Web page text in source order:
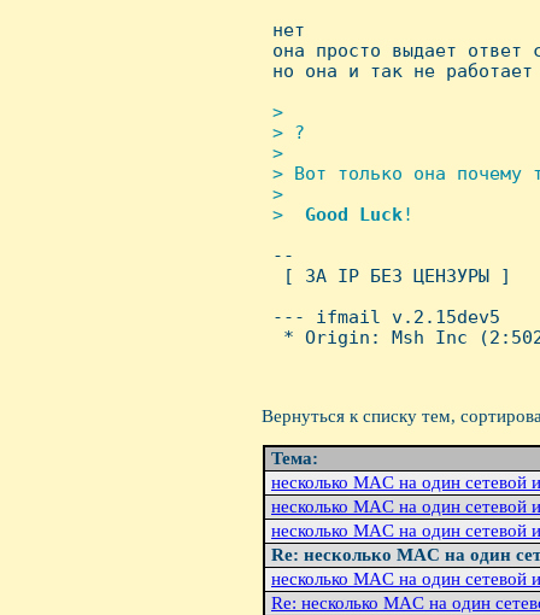
нет
она просто выдает
но она и так не
>
> ?
>
> Вот только она почемy
>
> Good Luck!
--
  [ ЗА IP БЕЗ ЦЕHЗУРЫ ]
--- ifmail v.2.15dev5
* Origin: Msh Inc
Вернуться к списку тем,
Тема:
несколько MAC на один сетевой
несколько MAC на один сетевой
несколько MAC на один сетевой
Re: несколько MAC на один
несколько MAC на один сетевой
Re: несколько MAC на один